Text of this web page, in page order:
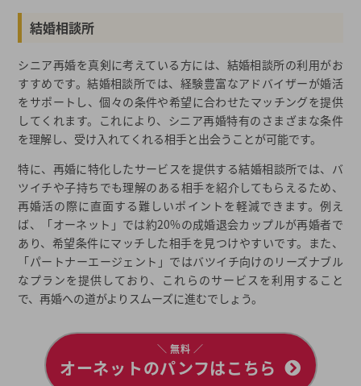
結婚相談所
シニア再婚を真剣に考えている方には、結婚相談所の利用がお
すすめです。結婚相談所では、経験豊富なアドバイザーが婚活
をサポートし、個々の条件や希望に合わせたマッチングを提供
してくれます。これにより、シニア再婚特有のさまざまな条件
を理解し、受け入れてくれる相手と出会うことが可能です。
特に、再婚に特化したサービスを提供する結婚相談所では、バ
ツイチや子持ちでも理解のある相手を紹介してもらえるため、
再婚活の際に直面する難しいポイントを軽減できます。例え
ば、「オーネット」では約20%の成婚退会カップルが再婚者で
あり、希望条件にマッチした相手を見つけやすいです。また、
「パートナーエージェント」ではバツイチ向けのリーズナブル
なプランを提供しており、これらのサービスを利用すること
で、再婚への道がよりスムーズに進むでしょう。
＼ 無料 ／
オーネットのパンフはこちら